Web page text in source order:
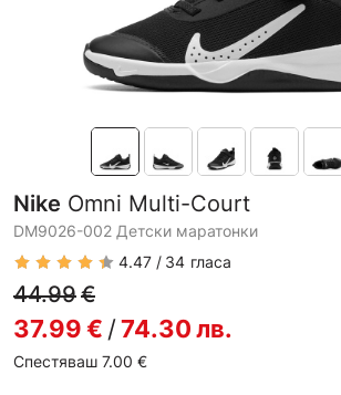
Nike Omni Multi-Court
DM9026-002 Детски маратонки
4.47
34 гласа
44.99€
37.99€ /74.30лв.
Спестяваш 7.00 €